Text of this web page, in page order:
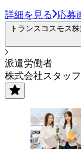
詳細を見る 応募
トランスコスモス
派遣労働者
株式会社スタッ